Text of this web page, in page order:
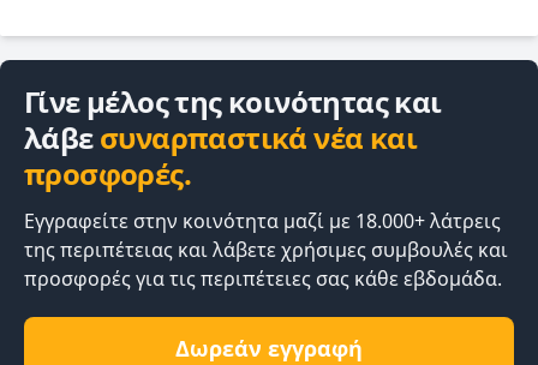
Γίνε μέλος της κοινότητας και
λάβεσυναρπαστικά νέα και
προσφορές.
Εγγραφείτε στην κοινότητα μαζί με 18.000+ λάτρεις
της περιπέτειας και λάβετε χρήσιμες συμβουλές και
προσφορές για τις περιπέτειες σας κάθε εβδομάδα.
Δωρεάν εγγραφή